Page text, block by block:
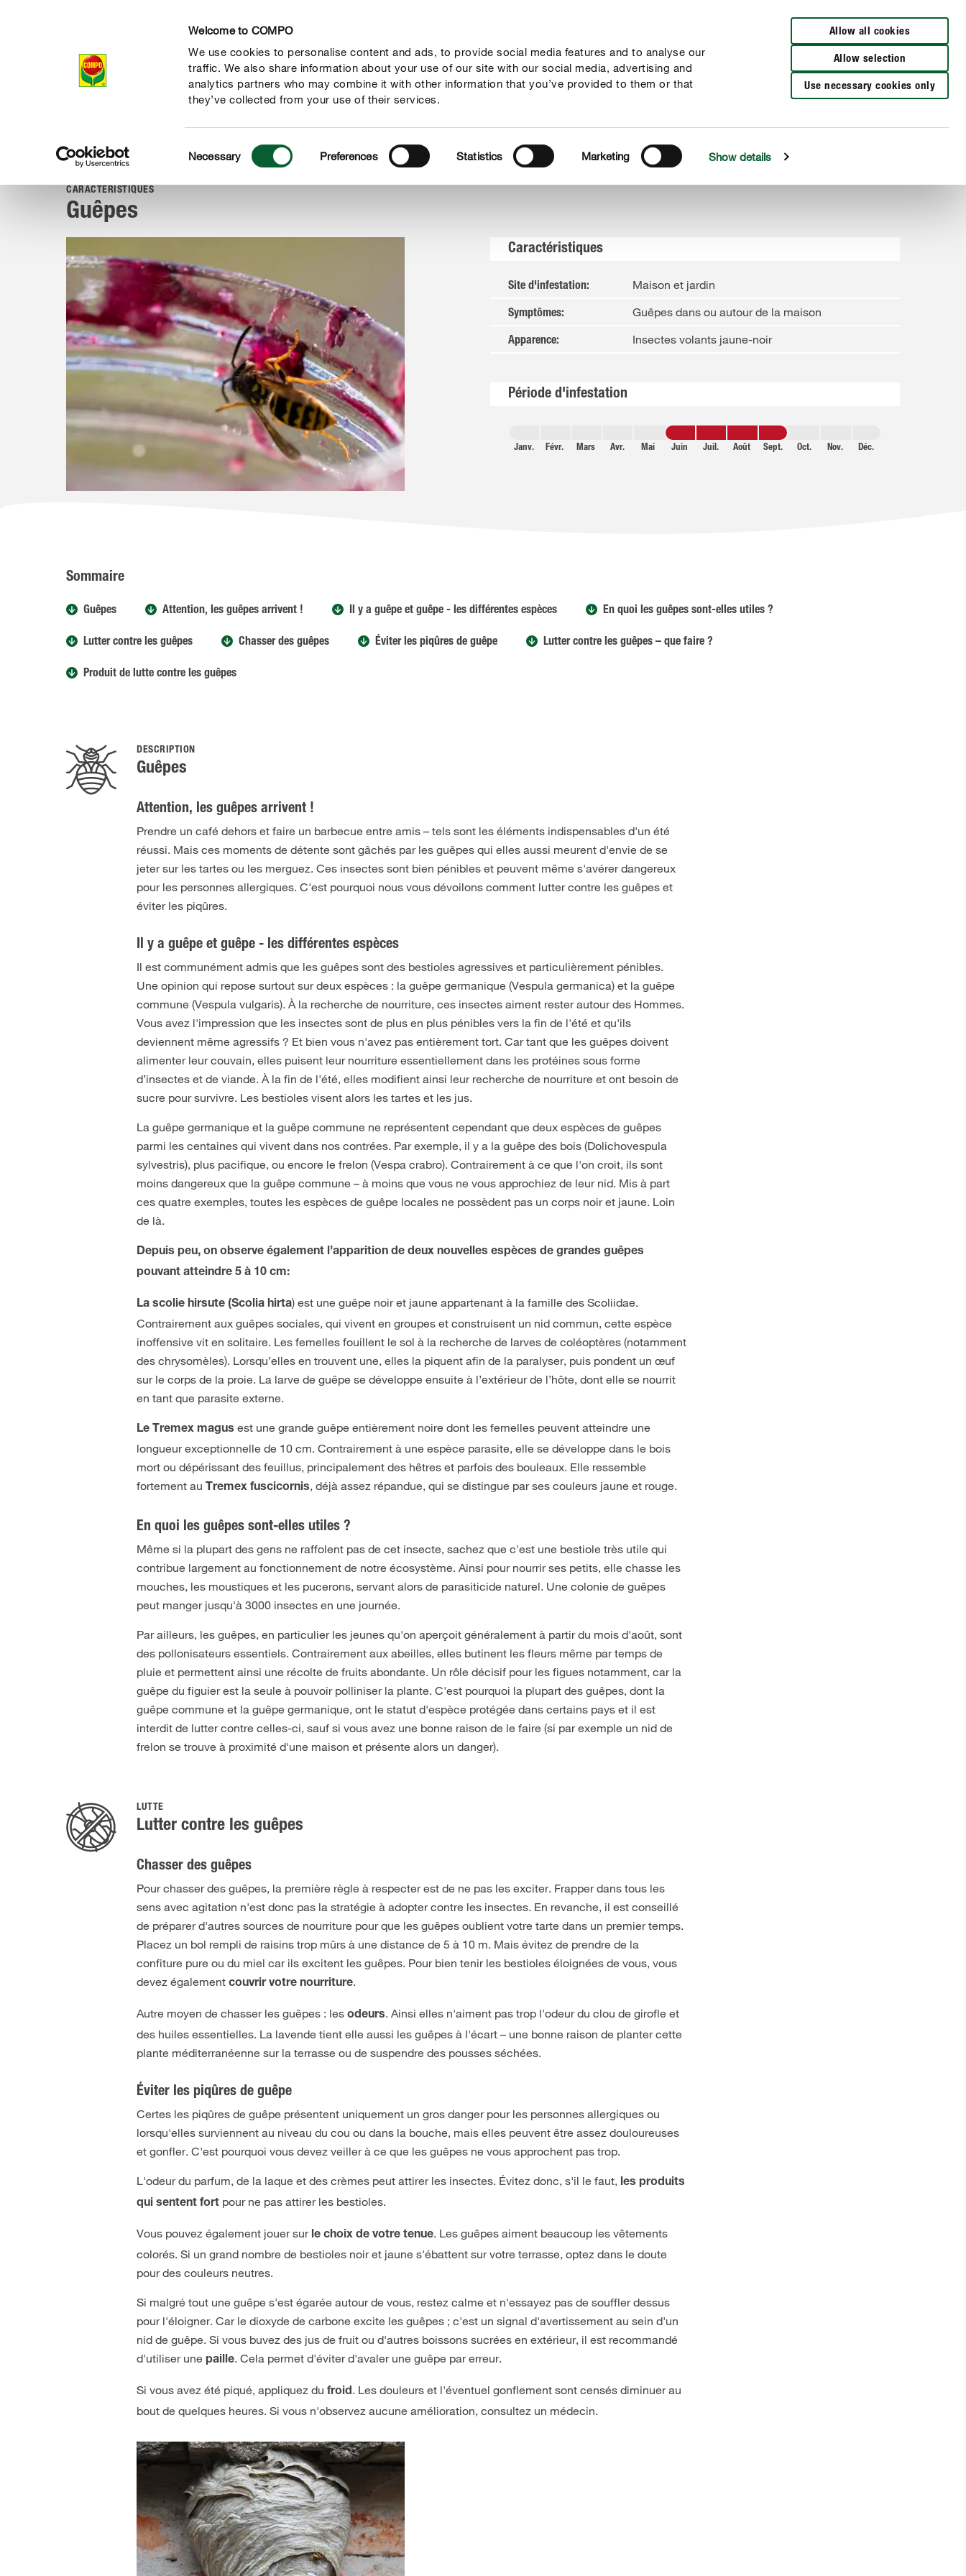
Welcome to COMPO
We use cookies to personalise content and ads, to provide social media features and to analyse our
traffic. We also share information about your use of our site with our social media, advertising and
analytics partners who may combine it with other information that you’ve provided to them or that
they’ve collected from your use of their services.
Selection
Necessary Preferences Statistics Marketing Show details
Allow all cookies
Allow selection
Use necessary cookies only
Distributeurs à proximité
Produits Conseil Thèmes Service Qui sommes-nous?
COMPOConseil Portraits de ravageurs Hôtes indésirables Guêpes
CARACTÉRISTIQUES
Guêpes
Caractéristiques
Site d'infestation: Maison et jardin
Symptômes: Guêpes dans ou autour de la maison
Apparence: Insectes volants jaune-noir
Période d'infestation
Janv. Févr. Mars Avr. Mai Juin Juil. Août Sept. Oct. Nov. Déc.
Sommaire
Guêpes Attention, les guêpes arrivent ! Il y a guêpe et guêpe - les différentes espèces En quoi les guêpes sont-elles utiles ?
Lutter contre les guêpes Chasser des guêpes Éviter les piqûres de guêpe Lutter contre les guêpes – que faire ?
Produit de lutte contre les guêpes
DESCRIPTION
Guêpes
Attention, les guêpes arrivent !
Prendre un café dehors et faire un barbecue entre amis – tels sont les éléments indispensables d'un été
réussi. Mais ces moments de détente sont gâchés par les guêpes qui elles aussi meurent d'envie de se
jeter sur les tartes ou les merguez. Ces insectes sont bien pénibles et peuvent même s'avérer dangereux
pour les personnes allergiques. C'est pourquoi nous vous dévoilons comment lutter contre les guêpes et
éviter les piqûres.
Il y a guêpe et guêpe - les différentes espèces
Il est communément admis que les guêpes sont des bestioles agressives et particulièrement pénibles.
Une opinion qui repose surtout sur deux espèces : la guêpe germanique (Vespula germanica) et la guêpe
commune (Vespula vulgaris). À la recherche de nourriture, ces insectes aiment rester autour des Hommes.
Vous avez l'impression que les insectes sont de plus en plus pénibles vers la fin de l'été et qu'ils
deviennent même agressifs ? Et bien vous n'avez pas entièrement tort. Car tant que les guêpes doivent
alimenter leur couvain, elles puisent leur nourriture essentiellement dans les protéines sous forme
d’insectes et de viande. À la fin de l'été, elles modifient ainsi leur recherche de nourriture et ont besoin de
sucre pour survivre. Les bestioles visent alors les tartes et les jus.
La guêpe germanique et la guêpe commune ne représentent cependant que deux espèces de guêpes
parmi les centaines qui vivent dans nos contrées. Par exemple, il y a la guêpe des bois (Dolichovespula
sylvestris), plus pacifique, ou encore le frelon (Vespa crabro). Contrairement à ce que l'on croit, ils sont
moins dangereux que la guêpe commune – à moins que vous ne vous approchiez de leur nid. Mis à part
ces quatre exemples, toutes les espèces de guêpe locales ne possèdent pas un corps noir et jaune. Loin
de là.
Depuis peu, on observe également l’apparition de deux nouvelles espèces de grandes guêpes
pouvant atteindre 5 à 10 cm:
La scolie hirsute (Scolia hirta) est une guêpe noir et jaune appartenant à la famille des Scoliidae.
Contrairement aux guêpes sociales, qui vivent en groupes et construisent un nid commun, cette espèce
inoffensive vit en solitaire. Les femelles fouillent le sol à la recherche de larves de coléoptères (notamment
des chrysomèles). Lorsqu’elles en trouvent une, elles la piquent afin de la paralyser, puis pondent un œuf
sur le corps de la proie. La larve de guêpe se développe ensuite à l’extérieur de l’hôte, dont elle se nourrit
en tant que parasite externe.
Le Tremex magus est une grande guêpe entièrement noire dont les femelles peuvent atteindre une
longueur exceptionnelle de 10 cm. Contrairement à une espèce parasite, elle se développe dans le bois
mort ou dépérissant des feuillus, principalement des hêtres et parfois des bouleaux. Elle ressemble
fortement auTremex fuscicornis, déjà assez répandue, qui se distingue par ses couleurs jaune et rouge.
En quoi les guêpes sont-elles utiles ?
Même si la plupart des gens ne raffolent pas de cet insecte, sachez que c'est une bestiole très utile qui
contribue largement au fonctionnement de notre écosystème. Ainsi pour nourrir ses petits, elle chasse les
mouches, les moustiques et les pucerons, servant alors de parasiticide naturel. Une colonie de guêpes
peut manger jusqu'à 3000 insectes en une journée.
Par ailleurs, les guêpes, en particulier les jeunes qu'on aperçoit généralement à partir du mois d'août, sont
des pollonisateurs essentiels. Contrairement aux abeilles, elles butinent les fleurs même par temps de
pluie et permettent ainsi une récolte de fruits abondante. Un rôle décisif pour les figues notamment, car la
guêpe du figuier est la seule à pouvoir polliniser la plante. C'est pourquoi la plupart des guêpes, dont la
guêpe commune et la guêpe germanique, ont le statut d'espèce protégée dans certains pays et il est
interdit de lutter contre celles-ci, sauf si vous avez une bonne raison de le faire (si par exemple un nid de
frelon se trouve à proximité d'une maison et présente alors un danger).
LUTTE
Lutter contre les guêpes
Chasser des guêpes
Pour chasser des guêpes, la première règle à respecter est de ne pas les exciter. Frapper dans tous les
sens avec agitation n'est donc pas la stratégie à adopter contre les insectes. En revanche, il est conseillé
de préparer d'autres sources de nourriture pour que les guêpes oublient votre tarte dans un premier temps.
Placez un bol rempli de raisins trop mûrs à une distance de 5 à 10 m. Mais évitez de prendre de la
confiture pure ou du miel car ils excitent les guêpes. Pour bien tenir les bestioles éloignées de vous, vous
devez égalementcouvrir votre nourriture.
Autre moyen de chasser les guêpes : lesodeurs. Ainsi elles n'aiment pas trop l'odeur du clou de girofle et
des huiles essentielles. La lavende tient elle aussi les guêpes à l'écart – une bonne raison de planter cette
plante méditerranéenne sur la terrasse ou de suspendre des pousses séchées.
Éviter les piqûres de guêpe
Certes les piqûres de guêpe présentent uniquement un gros danger pour les personnes allergiques ou
lorsqu'elles surviennent au niveau du cou ou dans la bouche, mais elles peuvent être assez douloureuses
et gonfler. C'est pourquoi vous devez veiller à ce que les guêpes ne vous approchent pas trop.
L'odeur du parfum, de la laque et des crèmes peut attirer les insectes. Évitez donc, s'il le faut, les produits
qui sentent fort pour ne pas attirer les bestioles.
Vous pouvez également jouer sur le choix de votre tenue. Les guêpes aiment beaucoup les vêtements
colorés. Si un grand nombre de bestioles noir et jaune s'ébattent sur votre terrasse, optez dans le doute
pour des couleurs neutres.
Si malgré tout une guêpe s'est égarée autour de vous, restez calme et n'essayez pas de souffler dessus
pour l'éloigner. Car le dioxyde de carbone excite les guêpes ; c'est un signal d'avertissement au sein d'un
nid de guêpe. Si vous buvez des jus de fruit ou d'autres boissons sucrées en extérieur, il est recommandé
d'utiliser unepaille. Cela permet d'éviter d'avaler une guêpe par erreur.
Si vous avez été piqué, appliquez dufroid. Les douleurs et l'éventuel gonflement sont censés diminuer au
bout de quelques heures. Si vous n'observez aucune amélioration, consultez un médecin.